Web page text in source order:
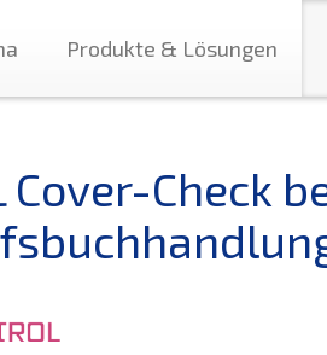
Produkte & Lösungen
Cover-Check